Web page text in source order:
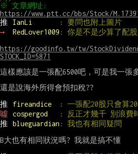
https://www.ptt.cc/bbs/Stock/
推
IanLi
: 要問也附上圖片
→
RedLover1009 : 你是不是少算了配股
https://goodinfo.tw/tw/
STOCK_ID=5871
這樣應該是一張配6500吧，可是我一張
還是說海外所得會預扣稅??
推
fireandice
: 一張配20股只會算
噓
cospergod
: 反正才幾千 別浪費
推
blueguardian : 我也有相同疑問
B大也有相同狀況嗎? 我就是搞不懂